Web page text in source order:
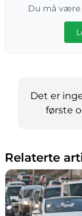
Du må være
Det er
første
Relaterte